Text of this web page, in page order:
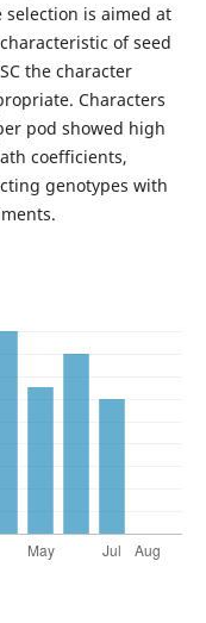
is aimed at
of seed
the character
Characters
pod showed high
coefficients,
genotypes with